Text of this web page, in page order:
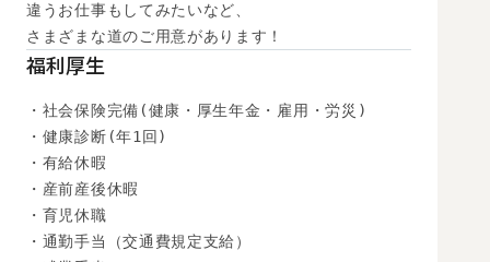
違うお仕事もしてみたいなど、
さまざまな道のご用意があります！
福利厚生
・社会保険完備(健康・厚生年金・雇用・労災)
・健康診断(年1回)
・有給休暇
・産前産後休暇
・育児休職
・通勤手当（交通費規定支給）